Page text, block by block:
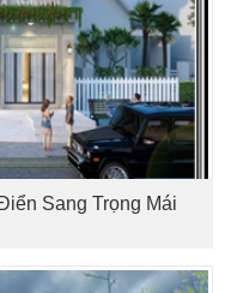
Sang Trọng Mái